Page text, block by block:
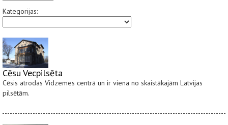
Kategorijas:
Cēsu Vecpilsēta
Cēsis atrodas Vidzemes centrā un ir viena no skaistākajām Latvijas
pilsētām.